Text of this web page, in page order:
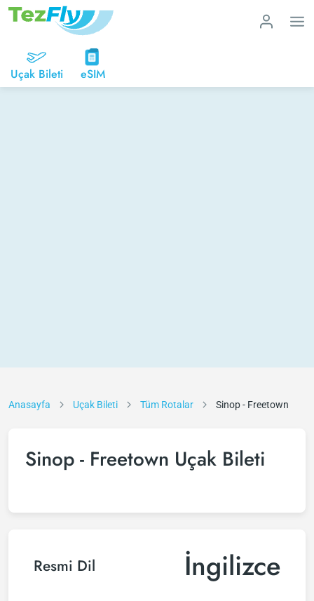
Uçak Bileti eSIM
Anasayfa Uçak Bileti Tüm Rotalar Sinop - Freetown
Sinop - Freetown Uçak Bileti
Resmi Dil İngilizce